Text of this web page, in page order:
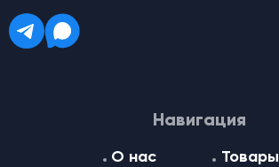
Навигация
О нас Товары